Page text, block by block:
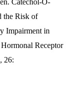
the Risk of
Impairment in
Receptor
26: